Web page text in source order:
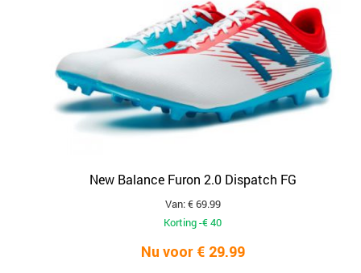
New Balance Furon 2.0 Dispatch FG
Van: € 69.99
Korting -€ 40
Nu voor € 29.99